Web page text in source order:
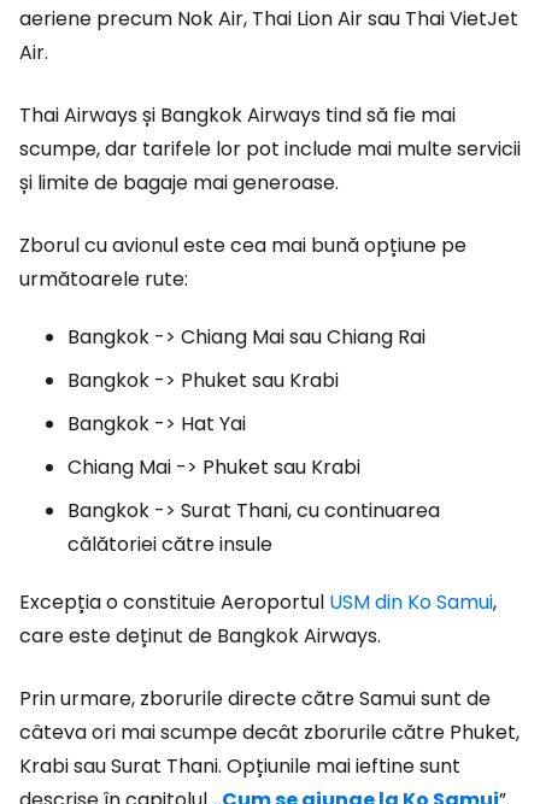
aeriene precum Nok Air, Thai Lion Air sau Thai VietJet
Air.
Thai Airways și Bangkok Airways tind să fie mai
scumpe, dar tarifele lor pot include mai multe servicii
și limite de bagaje mai generoase.
Zborul cu avionul este cea mai bună opțiune pe
următoarele rute:
Bangkok -> Chiang Mai sau Chiang Rai
Bangkok -> Phuket sau Krabi
Bangkok -> Hat Yai
Chiang Mai -> Phuket sau Krabi
Bangkok -> Surat Thani, cu continuarea
călătoriei către insule
Excepția o constituie Aeroportul USM din Ko Samui,
care este deținut de Bangkok Airways.
Prin urmare, zborurile directe către Samui sunt de
câteva ori mai scumpe decât zborurile către Phuket,
Krabi sau Surat Thani. Opțiunile mai ieftine sunt